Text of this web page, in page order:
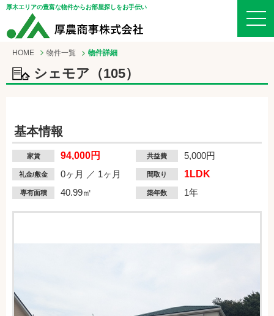
厚木エリアの豊富な物件からお部屋探しをお手伝い
HOME 物件一覧 物件詳細
シェモア（105）
基本情報
家賃 94,000円 共益費 5,000円
礼金/敷金 0ヶ月 ／ 1ヶ月 間取り 1LDK
専有面積 40.99㎡ 築年数 1年